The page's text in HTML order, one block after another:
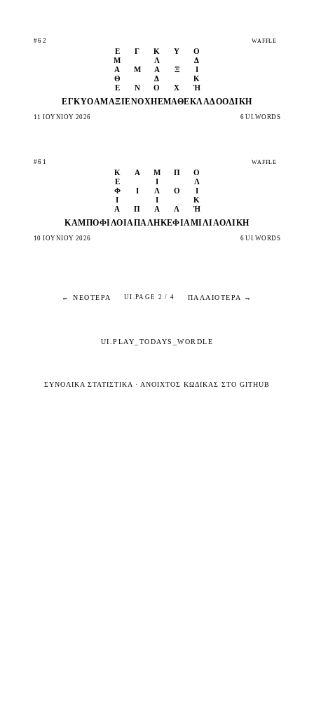
#62 WAFFLE
Έ Γ Κ Υ
Ο
Μ
Λ
Δ
Α
Μ Ά Ξ
Ι
Θ
Δ
Κ
Ε
Ν Ο Χ Ή
ΈΓΚΥΟΑΜΆΞΙΕΝΟΧΉΈΜΑΘΕΚΛΆΔΟΟΔΙΚΉ
11 ΙΟΥΝΊΟΥ 2026 6 UI.WORDS
#61 WAFFLE
Κ Ά Μ Π
Ο
Έ
Ί
Λ
Φ
Ί Λ Ο
Ι
Ι
Ι
Κ
Α
Π Α Λ Ή
ΚΆΜΠΟΦΊΛΟΙΑΠΑΛΉΚΈΦΙΑΜΊΛΙΑΟΛΙΚΉ
10 ΙΟΥΝΊΟΥ 2026 6 UI.WORDS
← ΝΕΌΤΕΡΑ UI.PAGE 2 / 4 ΠΑΛΑΙΌΤΕΡΑ →
UI.PLAY_TODAYS_WORDLE
ΣΥΝΟΛΙΚΆ ΣΤΑΤΙΣΤΙΚΆ · ΑΝΟΙΧΤΌΣ ΚΏΔΙΚΑΣ ΣΤΟ GITHUB